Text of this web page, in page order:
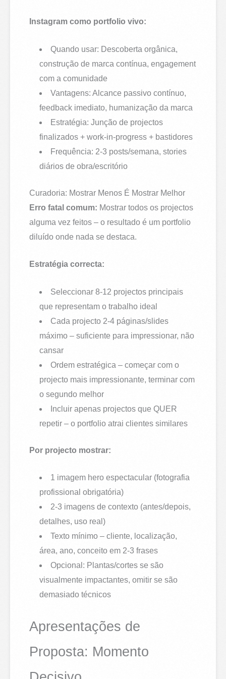
Instagram como portfolio vivo:
Quando usar: Descoberta orgânica,
construção de marca contínua, engagement
com a comunidade
Vantagens: Alcance passivo contínuo,
feedback imediato, humanização da marca
Estratégia: Junção de projectos
finalizados + work-in-progress + bastidores
Frequência: 2-3 posts/semana, stories
diários de obra/escritório
Curadoria: Mostrar Menos É Mostrar Melhor
Erro fatal comum: Mostrar todos os projectos
alguma vez feitos – o resultado é um portfolio
diluído onde nada se destaca.
Estratégia correcta:
Seleccionar 8-12 projectos principais
que representam o trabalho ideal
Cada projecto 2-4 páginas/slides
máximo – suficiente para impressionar, não
cansar
Ordem estratégica – começar com o
projecto mais impressionante, terminar com
o segundo melhor
Incluir apenas projectos que QUER
repetir – o portfolio atrai clientes similares
Por projecto mostrar:
1 imagem hero espectacular (fotografia
profissional obrigatória)
2-3 imagens de contexto (antes/depois,
detalhes, uso real)
Texto mínimo – cliente, localização,
área, ano, conceito em 2-3 frases
Opcional: Plantas/cortes se são
visualmente impactantes, omitir se são
demasiado técnicos
Apresentações de
Proposta: Momento